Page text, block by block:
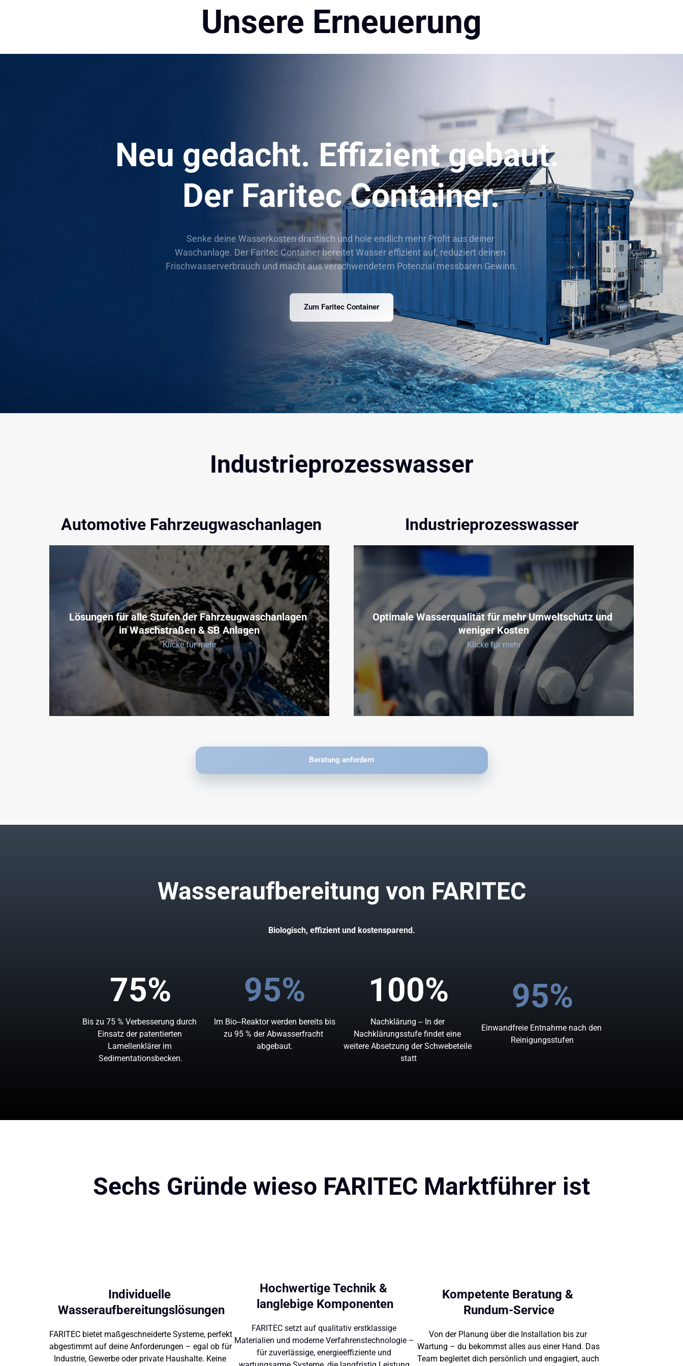
Unsere Erneuerung
Neu gedacht. Effizient gebaut.
Der Faritec Container.
Senke deine Wasserkosten drastisch und hole endlich mehr Profit aus deiner
Waschanlage. Der Faritec Container bereitet Wasser effizient auf, reduziert deinen
Frischwasserverbrauch und macht aus verschwendetem Potenzial messbaren Gewinn.
Zum Faritec Container
Industrieprozesswasser
Automotive Fahrzeugwaschanlagen
Lösungen für alle Stufen der Fahrzeugwaschanlagen
in Waschstraßen & SB Anlagen
Klicke für mehr
Industrieprozesswasser
Optimale Wasserqualität für mehr Umweltschutz und
weniger Kosten
Klicke für mehr
Beratung anfordern
Wasseraufbereitung von FARITEC
Biologisch, effizient und kostensparend.
75%
Bis zu 75 % Verbesserung
Einsatz der
Lamellenklärer
Sedimentationsbecken.
95%
Im Bio‒Reaktor werden bereits
bis
zu 95 % der
abgebaut.
100%
Nachklärung ‒ In
der
Nachklärungsstufe findet
weitere Absetzung der
Schwebeteile
statt
95%
Einwandfreie Entnahme nach
Reinigungsstufen
Sechs Gründe wieso FARITEC Marktführer ist
Individuelle
Wasseraufbereitungslösungen
FARITEC bietet maßgeschneiderte Systeme,
abgestimmt auf deine Anforderungen – egal ob
für
Industrie, Gewerbe oder private Haushalte.
Hochwertige Technik &
langlebige Komponenten
FARITEC setzt auf qualitativ
Materialien und moderne Verfahrenstechnologie
für zuverlässige, energieeffiziente
Kompetente Beratung &
Rundum-Service
Von der Planung über die Installation bis
zur
Wartung – du bekommst alles aus einer Hand.
Das
Team begleitet dich persönlich und engagiert,